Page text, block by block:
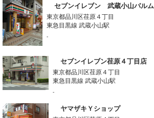
セブンイレブン 武蔵小山パル
東京都品川区荏原４丁目
東急目黒線 武蔵小山駅
-
セブンイレブン荏原４丁目店
東京都品川区荏原４丁目
東急目黒線 武蔵小山駅
-
ヤマザキＹショップ